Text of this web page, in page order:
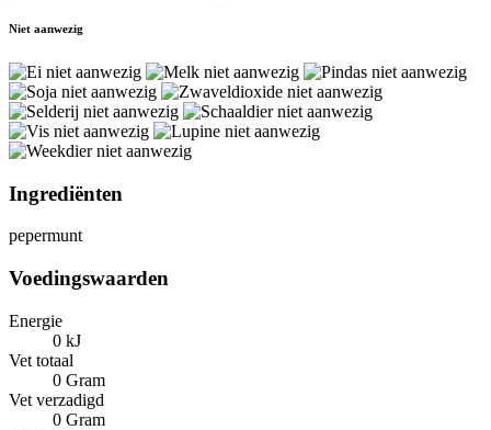
Niet aanwezig
Ingrediënten
pepermunt
Voedingswaarden
Energie
0 kJ
Vet totaal
0 Gram
Vet verzadigd
0 Gram